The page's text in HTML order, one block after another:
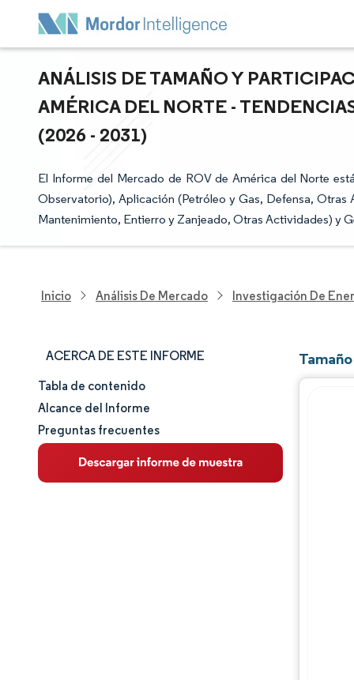
ANÁLISIS DE TAMAÑO Y
AMÉRICA DEL NORTE -
(2026 - 2031)
El Informe del Mercado de ROV de América del Norte
Observatorio), Aplicación (Petróleo y Gas, Defensa,
Mantenimiento, Entierro y Zanjeado, Otras Actividades) y
Inicio Análisis De Mercado Investigación De
ACERCA DE ESTE INFORME
Tamaño y cuota de mercado
Análisis de mercado
Tendencias e ideas
Tabla de contenido
Alcance del Informe
Preguntas frecuentes